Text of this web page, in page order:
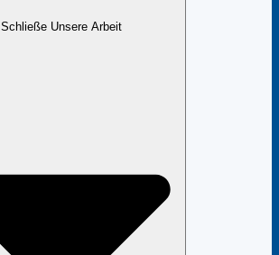
Schließe Unsere Arbeit